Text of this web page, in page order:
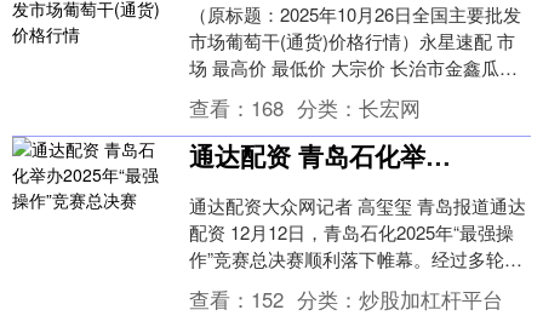
（原标题：2025年10月26日全国主要批发
市场葡萄干(通货)价格行情）永星速配 市
场 最高价 最低价 大宗价 长治市金鑫瓜果
批发市场 21.00 15.00 ....
查看： 168 分类： 长宏网
通达配资 青岛石化举办2025年“最强操作”竞赛总决赛
通达配资大众网记者 高玺玺 青岛报道通达
配资 12月12日，青岛石化2025年“最强操
作”竞赛总决赛顺利落下帷幕。经过多轮比
拼，此前从系列赛事中脱颖而出的五支
队....
查看： 152 分类： 炒股加杠杆平台